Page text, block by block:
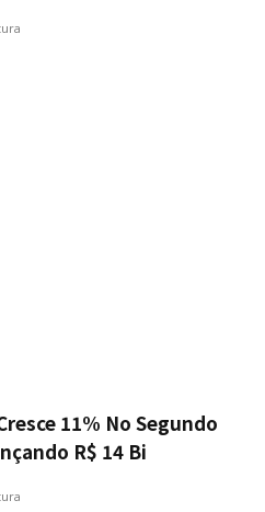
11% No Segundo
R$ 14 Bi